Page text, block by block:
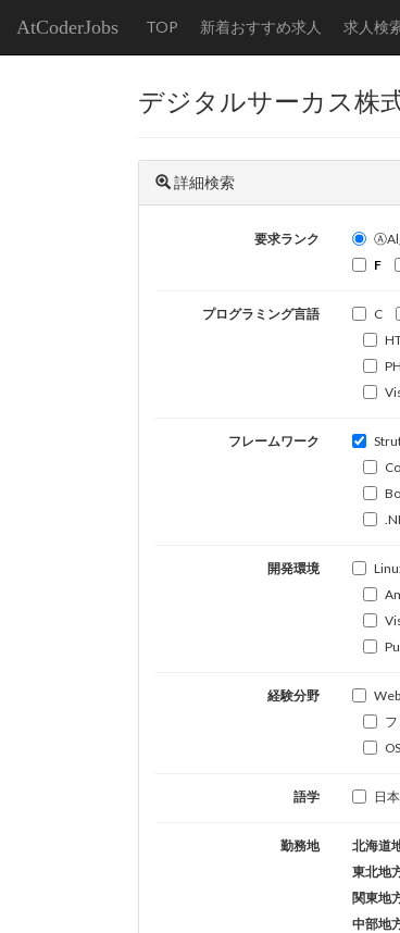
AtCoderJobs TOP 新着おすすめ求人 求人検
デジタルサーカス株
詳細検索
要求ランク
F
プログラミング言語 C
フレームワーク
開発環境
経験分野
語学 日
勤務地 北海道
東北地
関東地
中部地